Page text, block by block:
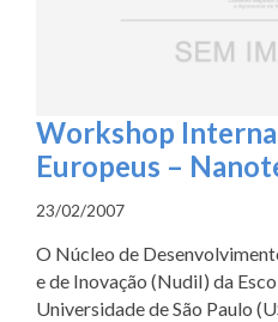
Workshop
Europeus –
23/02/2007
O Núcleo de
e de Inovação (NudiI) da
Universidade de São Paulo